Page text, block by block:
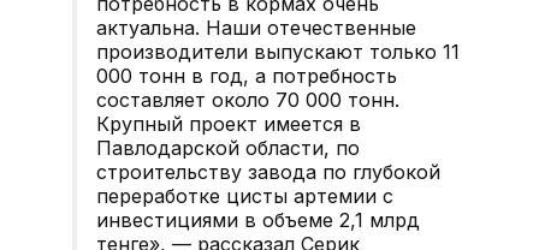
актуальна. Наши отечественные
производители выпускают только 11
000 тонн в год, а потребность
составляет около 70 000 тонн.
Крупный проект имеется в
Павлодарской области, по
строительству завода по глубокой
переработке цисты артемии с
инвестициями в объеме 2,1 млрд
тенге», — рассказал Серик